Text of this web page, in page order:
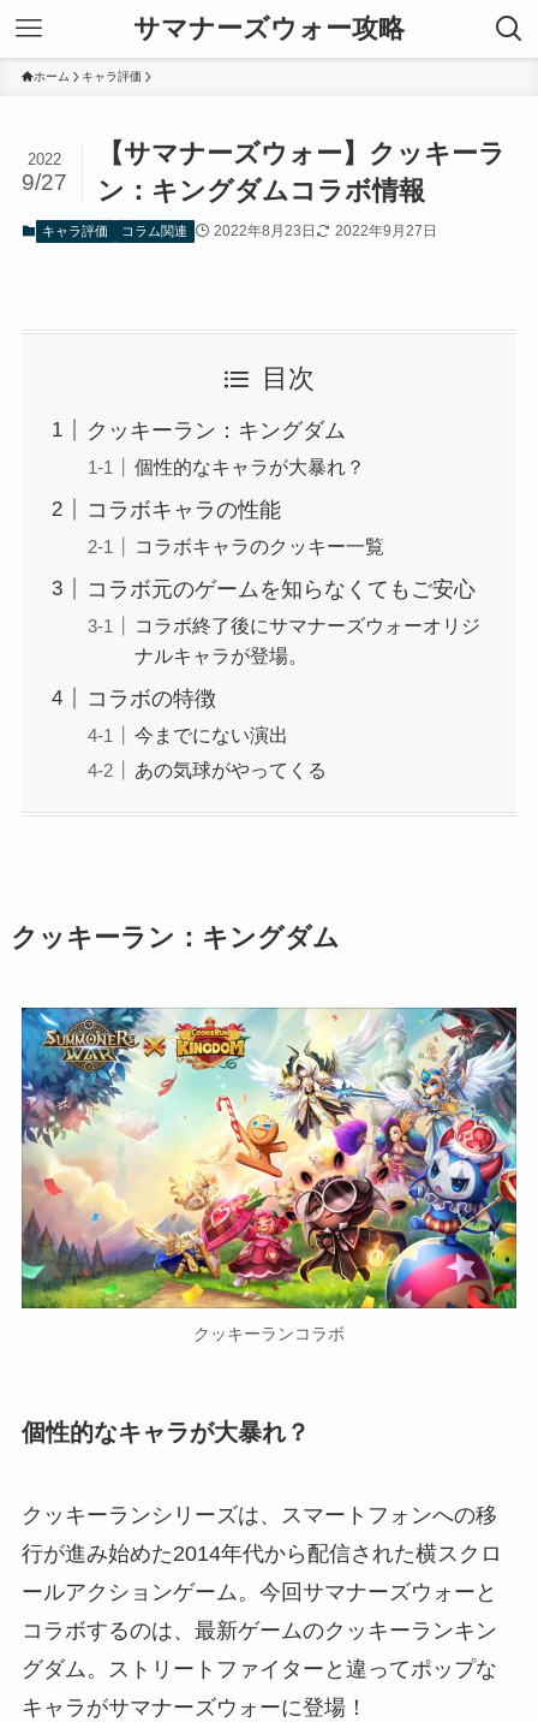
サマナーズウォー攻略
ホーム キャラ評価
【サマナーズウォー】クッキーラ
ン：キングダムコラボ情報
2022
9/27
キャラ評価 コラム関連 2022年8月23日 2022年9月27日
目次
クッキーラン：キングダム
個性的なキャラが大暴れ？
コラボキャラの性能
コラボキャラのクッキー一覧
コラボ元のゲームを知らなくてもご安心
コラボ終了後にサマナーズウォーオリジ
ナルキャラが登場。
コラボの特徴
今までにない演出
あの気球がやってくる
クッキーラン：キングダム
クッキーランコラボ
個性的なキャラが大暴れ？
クッキーランシリーズは、スマートフォンへの移
行が進み始めた2014年代から配信された横スクロ
ールアクションゲーム。今回サマナーズウォーと
コラボするのは、最新ゲームのクッキーランキン
グダム。ストリートファイターと違ってポップな
キャラがサマナーズウォーに登場！